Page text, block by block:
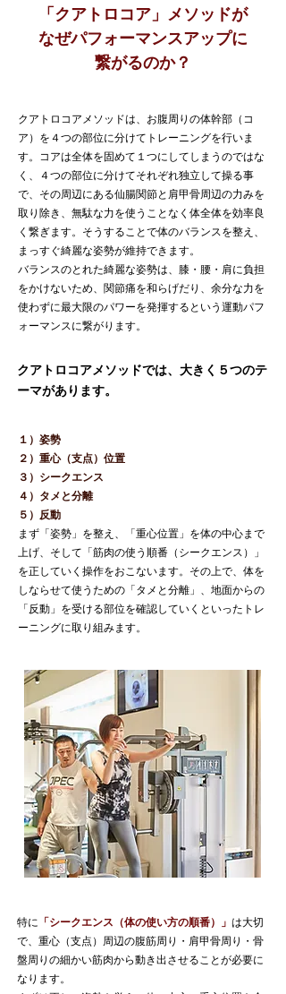
「クアトロコア」メソッドが
​なぜパフォーマンスアップに
繋がるのか？
クアトロコアメソッドは、お腹周りの体幹部（コ
ア）を４つの部位に分けてトレーニングを行いま
す。コアは全体を固めて１つにしてしまうのではな
く、４つの部位に分けてそれぞれ独立して操る事
で、その周辺にある仙腸関節と肩甲骨周辺の力みを
取り除き、無駄な力を使うことなく体全体を効率良
く繋ぎます。そうすることで体のバランスを整え、
まっすぐ綺麗な姿勢が維持できます。
バランスのとれた綺麗な姿勢は、膝・腰・肩に負担
をかけないため、関節痛を和らげだり、余分な力を
使わずに最大限のパワーを発揮するという運動パフ
ォーマンスに繋がります。
クアトロコアメソッドでは、大きく５つのテ
ーマがあります。
１）姿勢
２）重心（支点）位置
３）シークエンス
４）タメと分離
５）反動
まず「姿勢」を整え、「重心位置」を体の中心まで
上げ、そして「筋肉の使う順番（シークエンス）」
を正していく操作をおこないます。その上で、体を
しならせて使うための「タメと分離」、地面からの
「反動」を受ける部位を確認していくといったトレ
ーニングに取り組みます。
特に 「シークエンス（体の使い方の順番）」 は大切
で、重心（支点）周辺の腹筋周り・肩甲骨周り・骨
盤周りの細かい筋肉から動き出させることが必要に
なります。